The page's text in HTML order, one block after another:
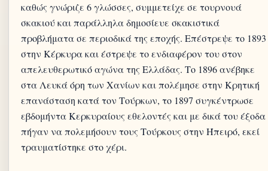
καθώς γνώριζε 6 γλώσσες, συμμετείχε σε τουρνουά
σκακιού και παράλληλα δημοσίευε σκακιστικά
προβλήματα σε περιοδικά της εποχής. Επέστρεψε το 1893
στην Κέρκυρα και έστρεψε το ενδιαφέρον του στον
απελευθερωτικό αγώνα της Ελλάδας. Το 1896 ανέβηκε
στα Λευκά όρη των Χανίων και πολέμησε στην Κρητική
επανάσταση κατά τον Τούρκων, το 1897 συγκέντρωσε
εβδομήντα Κερκυραίους εθελοντές και με δικά του έξοδα
πήγαν να πολεμήσουν τους Τούρκους στην Ήπειρό, εκεί
τραυματίστηκε στο χέρι.